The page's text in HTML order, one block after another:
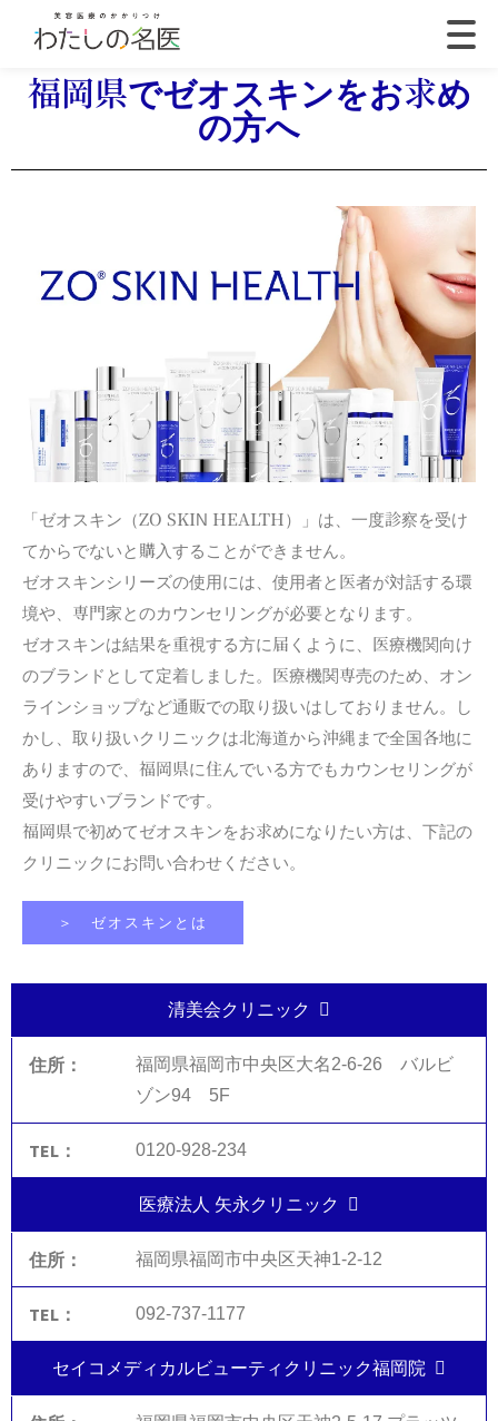
福岡県でゼオスキンをお求め
の方へ
「ゼオスキン（ZO SKIN HEALTH）」は、一度診察を受け
てからでないと購入することができません。
ゼオスキンシリーズの使用には、使用者と医者が対話する環
境や、専門家とのカウンセリングが必要となります。
ゼオスキンは結果を重視する方に届くように、医療機関向け
のブランドとして定着しました。医療機関専売のため、オン
ラインショップなど通販での取り扱いはしておりません。し
かし、取り扱いクリニックは北海道から沖縄まで全国各地に
ありますので、福岡県に住んでいる方でもカウンセリングが
受けやすいブランドです。
福岡県で初めてゼオスキンをお求めになりたい方は、下記の
クリニックにお問い合わせください。
＞ ゼオスキンとは
清美会クリニック
福岡県福岡市中央区大名2-6-26 バルビ
ゾン94 5F
0120-928-234
医療法人 矢永クリニック
福岡県福岡市中央区天神1-2-12
092-737-1177
セイコメディカルビューティクリニック福岡院